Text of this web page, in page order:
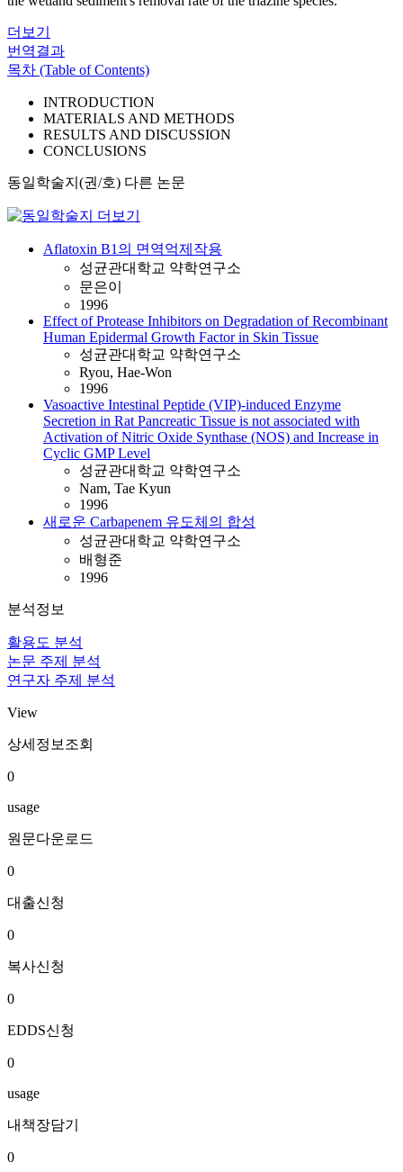
더보기
번역결과
목차 (Table of Contents)
INTRODUCTION
MATERIALS AND METHODS
RESULTS AND DISCUSSION
CONCLUSIONS
동일학술지(권/호) 다른 논문
Aflatoxin B1의 면역억제작용
성균관대학교 약학연구소
문은이
1996
Effect of Protease Inhibitors on Degradation of Recombinant
Human Epidermal Growth Factor in Skin Tissue
성균관대학교 약학연구소
Ryou, Hae-Won
1996
Vasoactive Intestinal Peptide (VIP)-induced Enzyme
Secretion in Rat Pancreatic Tissue is not associated with
Activation of Nitric Oxide Synthase (NOS) and Increase in
Cyclic GMP Level
성균관대학교 약학연구소
Nam, Tae Kyun
1996
새로운 Carbapenem 유도체의 합성
성균관대학교 약학연구소
배형준
1996
분석정보
활용도 분석
논문 주제 분석
연구자 주제 분석
View
상세정보조회
0
usage
원문다운로드
0
대출신청
0
복사신청
0
EDDS신청
0
usage
내책장담기
0